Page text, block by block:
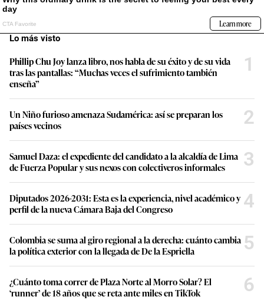
Lo más visto
Phillip Chu Joy lanza libro, nos habla de su éxito y de su vida
tras las pantallas: “Muchas veces el sufrimiento también
enseña”
1
Un Niño furioso amenaza Sudamérica: así se preparan los
países vecinos
2
Samuel Daza: el expediente del candidato a la alcaldía de Lima
de Fuerza Popular y sus nexos con colectiveros informales
3
Diputados 2026-2031: Esta es la experiencia, nivel académico y
perfil de la nueva Cámara Baja del Congreso
4
Colombia se suma al giro regional a la derecha: cuánto cambia
la política exterior con la llegada de De la Espriella
5
¿Cuánto toma correr de Plaza Norte al Morro Solar? El
‘runner’ de 18 años que se reta ante miles en TikTok
6